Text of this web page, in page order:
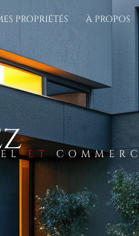
PROPRIÉTÉS À PROPOS
ET